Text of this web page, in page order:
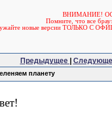
ВНИМАНИЕ!
Помните, что все
новые версии ТОЛЬКО С
Предыдущее
планету